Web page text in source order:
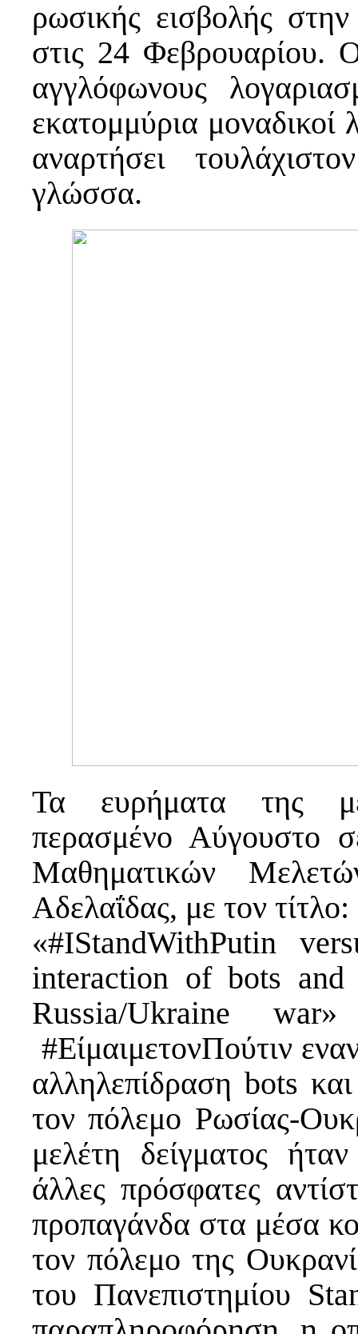
ρωσικής εισβολής
στις 24 Φεβρουαρίου.
αγγλόφωνους
εκατομμύρια μοναδικοί
αναρτήσει
γλώσσα.
Τα ευρήματα της
περασμένο Αύγουστο
Μαθηματικών
Αδελαΐδας, με τον τίτλο:
«#IStandWithPutin
interaction of bots
Russia/Ukraine
#ΕίμαιμετονΠούτιν
αλληλεπίδραση bots
τον πόλεμο Ρωσίας-
μελέτη δείγματος
άλλες πρόσφατες
προπαγάνδα στα μέσα
τον πόλεμο της
του Πανεπιστημίου